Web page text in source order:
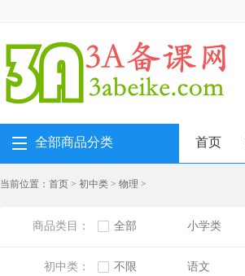
全部商品分类 首页
当前位置： 首页 > 初中类 > 物理 >
商品类目： 全部 小学类
初中类： 不限 语文